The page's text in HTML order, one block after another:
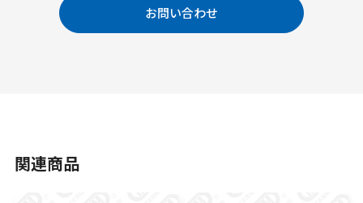
お問い合わせ
関連商品